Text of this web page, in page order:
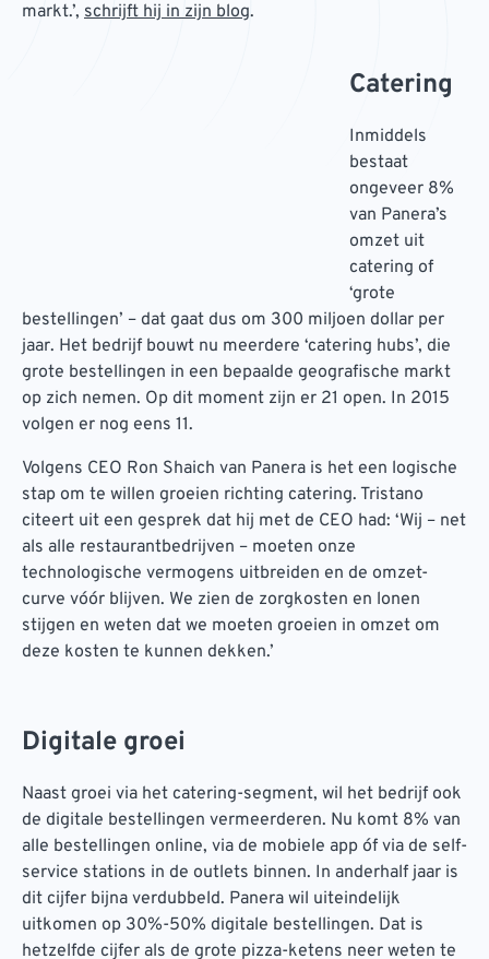
markt.’, schrijft hij in zijn blog.
Catering
Inmiddels
bestaat
ongeveer 8%
van Panera’s
omzet uit
catering of
‘grote
bestellingen’ – dat gaat dus om 300 miljoen dollar per
jaar. Het bedrijf bouwt nu meerdere ‘catering hubs’, die
grote bestellingen in een bepaalde geografische markt
op zich nemen. Op dit moment zijn er 21 open. In 2015
volgen er nog eens 11.
Volgens CEO Ron Shaich van Panera is het een logische
stap om te willen groeien richting catering. Tristano
citeert uit een gesprek dat hij met de CEO had: ‘Wij – net
als alle restaurantbedrijven – moeten onze
technologische vermogens uitbreiden en de omzet-
curve vóór blijven. We zien de zorgkosten en lonen
stijgen en weten dat we moeten groeien in omzet om
deze kosten te kunnen dekken.’
Digitale groei
Naast groei via het catering-segment, wil het bedrijf ook
de digitale bestellingen vermeerderen. Nu komt 8% van
alle bestellingen online, via de mobiele app óf via de self-
service stations in de outlets binnen. In anderhalf jaar is
dit cijfer bijna verdubbeld. Panera wil uiteindelijk
uitkomen op 30%-50% digitale bestellingen. Dat is
hetzelfde cijfer als de grote pizza-ketens neer weten te